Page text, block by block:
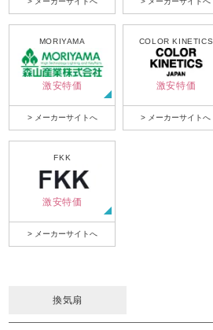
MORIYAMA
激安特価
> メーカーサイトへ
COLOR KINETICS
激安特価
> メーカーサイトへ
FKK
激安特価
> メーカーサイトへ
換気扇